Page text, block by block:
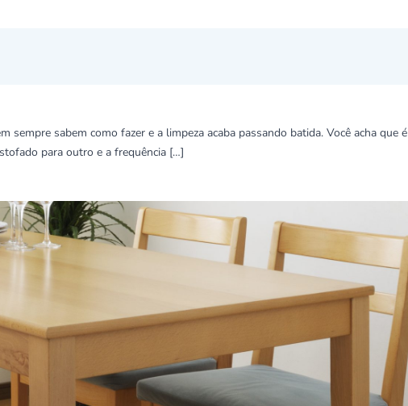
sabem como fazer e a limpeza acaba passando batida. Você acha que
para outro e a frequência […]